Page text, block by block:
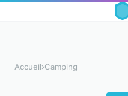
Accueil›Camping